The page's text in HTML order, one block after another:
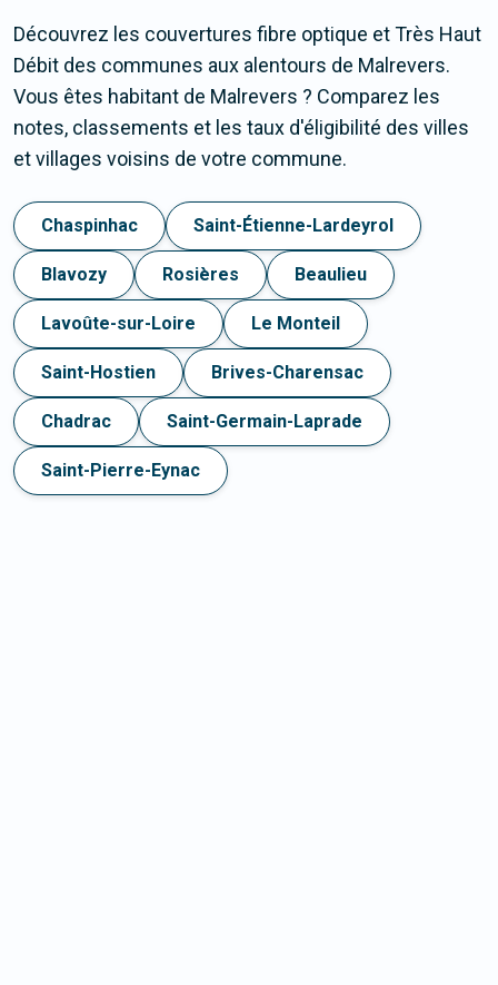
Découvrez les couvertures fibre optique et Très Haut
Débit des communes aux alentours de Malrevers.
Vous êtes habitant de Malrevers ? Comparez les
notes, classements et les taux d'éligibilité des villes
et villages voisins de votre commune.
Chaspinhac Saint-Étienne-Lardeyrol
Blavozy Rosières Beaulieu
Lavoûte-sur-Loire Le Monteil
Saint-Hostien Brives-Charensac
Chadrac Saint-Germain-Laprade
Saint-Pierre-Eynac